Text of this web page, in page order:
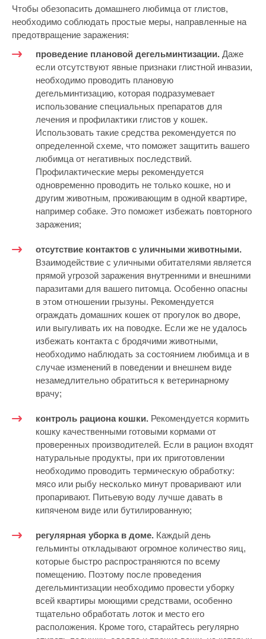
Чтобы обезопасить домашнего любимца от глистов,
необходимо соблюдать простые меры, направленные на
предотвращение заражения:
проведение плановой дегельминтизации. Даже
если отсутствуют явные признаки глистной инвазии,
необходимо проводить плановую
дегельминтизацию, которая подразумевает
использование специальных препаратов для
лечения и профилактики глистов у кошек.
Использовать такие средства рекомендуется по
определенной схеме, что поможет защитить вашего
любимца от негативных последствий.
Профилактические меры рекомендуется
одновременно проводить не только кошке, но и
другим животным, проживающим в одной квартире,
например собаке. Это поможет избежать повторного
заражения;
отсутствие контактов с уличными животными.
Взаимодействие с уличными обитателями является
прямой угрозой заражения внутренними и внешними
паразитами для вашего питомца. Особенно опасны
в этом отношении грызуны. Рекомендуется
ограждать домашних кошек от прогулок во дворе,
или выгуливать их на поводке. Если же не удалось
избежать контакта с бродячими животными,
необходимо наблюдать за состоянием любимца и в
случае изменений в поведении и внешнем виде
незамедлительно обратиться к ветеринарному
врачу;
контроль рациона кошки. Рекомендуется кормить
кошку качественными готовыми кормами от
проверенных производителей. Если в рацион входят
натуральные продукты, при их приготовлении
необходимо проводить термическую обработку:
мясо или рыбу несколько минут проваривают или
пропаривают. Питьевую воду лучше давать в
кипяченом виде или бутилированную;
регулярная уборка в доме. Каждый день
гельминты откладывают огромное количество яиц,
которые быстро распространяются по всему
помещению. Поэтому после проведения
дегельминтизации необходимо провести уборку
всей квартиры моющими средствами, особенно
тщательно обработать лоток и место его
расположения. Кроме того, старайтесь регулярно